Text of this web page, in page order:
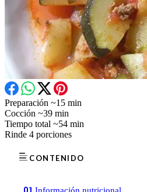
Preparación ~15 min
Cocción ~39 min
Tiempo total ~54 min
Rinde 4 porciones
CONTENIDO